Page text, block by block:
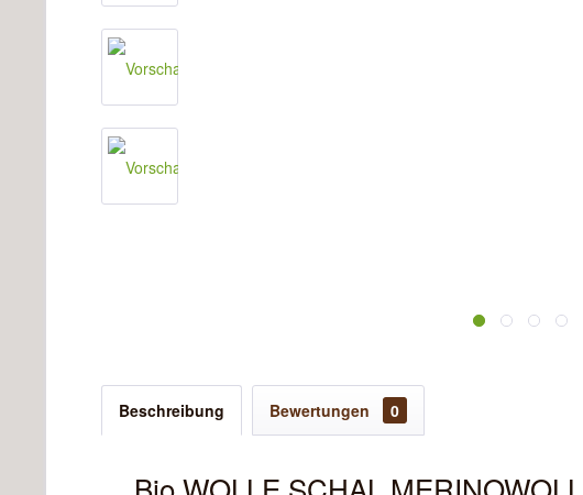
Beschreibung Bewertungen 0